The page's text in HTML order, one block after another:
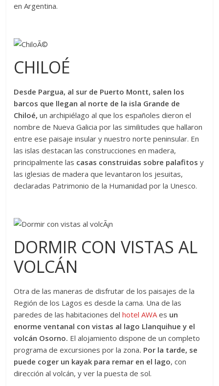
en Argentina.
CHILOÉ
Desde Pargua, al sur de Puerto Montt, salen los
barcos que llegan al norte de la isla Grande de
Chiloé,un archipiélago al que los españoles dieron el
nombre de Nueva Galicia por las similitudes que hallaron
entre ese paisaje insular y nuestro norte peninsular. En
las islas destacan las construcciones en madera,
principalmente las casas construidas sobre palafitos y
las iglesias de madera que levantaron los jesuitas,
declaradas Patrimonio de la Humanidad por la Unesco.
DORMIR CON VISTAS AL
VOLCÁN
Otra de las maneras de disfrutar de los paisajes de la
Región de los Lagos es desde la cama. Una de las
paredes de las habitaciones delhotel AWAes un
enorme ventanal con vistas al lago Llanquihue y el
volcán Osorno. El alojamiento dispone de un completo
programa de excursiones por la zona. Por la tarde, se
puede coger un kayak para remar en el lago, con
dirección al volcán, y ver la puesta de sol.